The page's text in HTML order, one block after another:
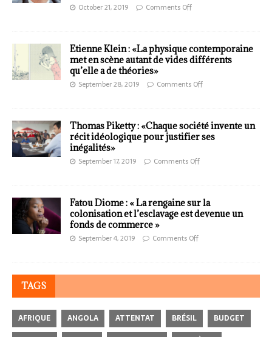
October 21, 2019 Comments Off
Etienne Klein : «La physique contemporaine
met en scène autant de vides différents
qu’elle a de théories»
September 28, 2019 Comments Off
Thomas Piketty : «Chaque société invente un
récit idéologique pour justifier ses
inégalités»
September 17, 2019 Comments Off
Fatou Diome : « La rengaine sur la
colonisation et l’esclavage est devenue un
fonds de commerce »
September 4, 2019 Comments Off
TAGS
AFRIQUE ANGOLA ATTENTAT BRÉSIL
BUDGET